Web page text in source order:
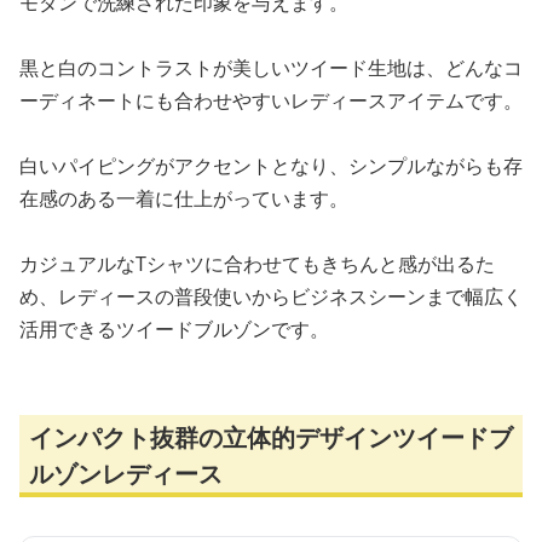
黒と白のコントラストが美しいツイード生地は、どんなコ
ーディネートにも合わせやすいレディースアイテムです。
白いパイピングがアクセントとなり、シンプルながらも存
在感のある一着に仕上がっています。
カジュアルなTシャツに合わせてもきちんと感が出るた
め、レディースの普段使いからビジネスシーンまで幅広く
活用できるツイードブルゾンです。
インパクト抜群の立体的デザインツイードブ
ルゾンレディース